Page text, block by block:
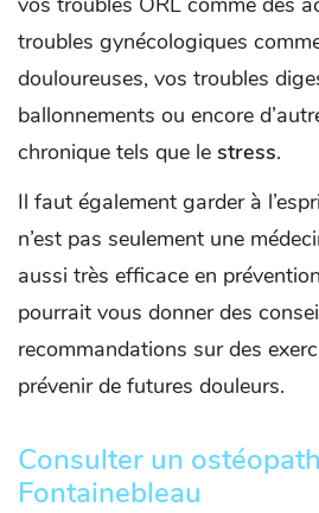
troubles gynécologiques
douloureuses, vos troubles
ballonnements ou encore
chronique tels que le stress.
Il faut également garder à
n’est pas seulement une
aussi très efficace en
pourrait vous donner des
recommandations sur des
prévenir de futures douleurs.
Consulter un
Fontainebleau